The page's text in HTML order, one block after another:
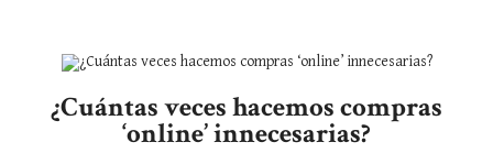
¿Cuántas veces hacemos compras
‘online’ innecesarias?